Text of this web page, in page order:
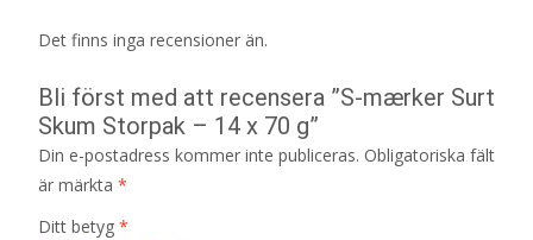
Det finns inga recensioner än.
Bli först med att recensera ”S-mærker Surt
Skum Storpak – 14 x 70 g”
Din e-postadress kommer inte publiceras. Obligatoriska fält
är märkta *
Ditt betyg *